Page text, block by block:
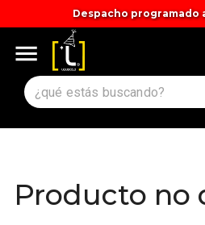
Despacho programado
Producto no